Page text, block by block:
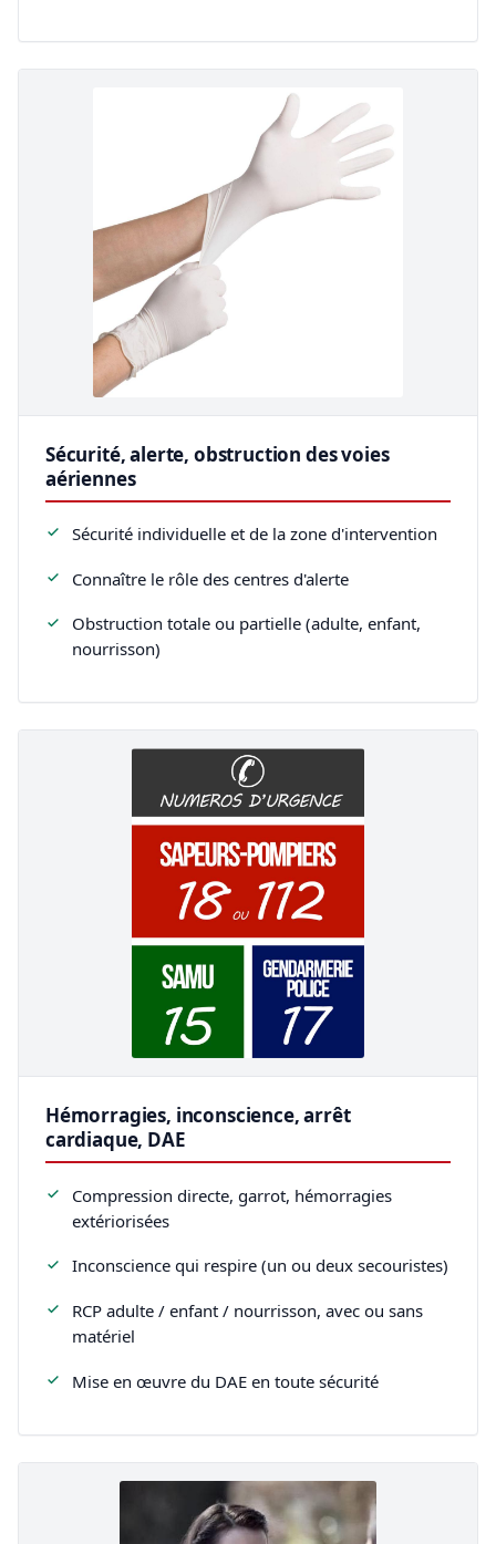
Sécurité, alerte, obstruction des voies
aériennes
Sécurité individuelle et de la zone d'intervention
Connaître le rôle des centres d'alerte
Obstruction totale ou partielle (adulte, enfant,
nourrisson)
Hémorragies, inconscience, arrêt
cardiaque, DAE
Compression directe, garrot, hémorragies
extériorisées
Inconscience qui respire (un ou deux secouristes)
RCP adulte / enfant / nourrisson, avec ou sans
matériel
Mise en œuvre du DAE en toute sécurité